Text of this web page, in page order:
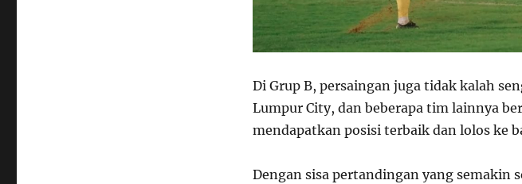
Di Grup B, persaingan juga tidak kalah
Lumpur City, dan beberapa tim lainnya
mendapatkan posisi terbaik dan lolos ke
Dengan sisa pertandingan yang semakin